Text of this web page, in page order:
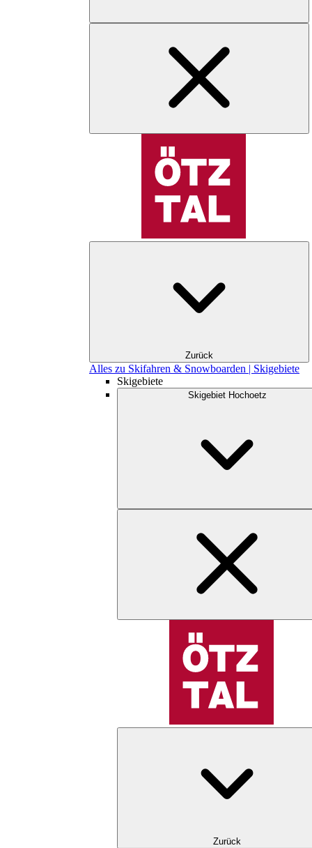
Zurück
Alles zu Skifahren & Snowboarden | Skigebiete
Skigebiete
Skigebiet Hochoetz
Zurück